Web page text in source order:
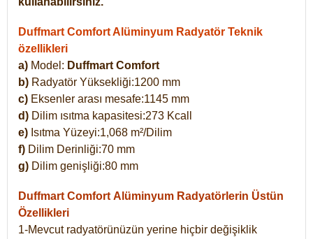
Duffmart Comfort Alüminyum Radyatör Teknik
özellikleri
a) Model: Duffmart Comfort
b) Radyatör Yüksekliği:1200 mm
c) Eksenler arası mesafe:1145 mm
d) Dilim ısıtma kapasitesi:273 Kcall
e) Isıtma Yüzeyi:1,068 m²/Dilim
f) Dilim Derinliği:70 mm
g) Dilim genişliği:80 mm
Duffmart Comfort Alüminyum Radyatörlerin Üstün
Özellikleri
1-Mevcut radyatörünüzün yerine hiçbir değişiklik